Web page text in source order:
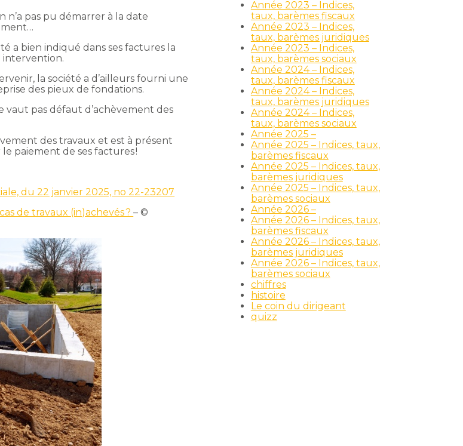
pas pu démarrer à la date
a bien indiqué dans ses factures la
intervention.
la société a d’ailleurs fourni une
des pieux de fondations.
pas défaut d’achèvement des
des travaux et est à présent
paiement de ses factures !
du 22 janvier 2025, no 22-23207
de travaux (in)achevés ?– ©
Année 2023 – Indices,
taux, barèmes fiscaux
Année 2023 – Indices,
taux, barèmes juridiques
Année 2023 – Indices,
taux, barèmes sociaux
Année 2024 – Indices,
taux, barèmes fiscaux
Année 2024 – Indices,
taux, barèmes juridiques
Année 2024 – Indices,
taux, barèmes sociaux
Année 2025 –
Année 2025 – Indices, taux,
barèmes fiscaux
Année 2025 – Indices, taux,
barèmes juridiques
Année 2025 – Indices, taux,
barèmes sociaux
Année 2026 –
Année 2026 – Indices, taux,
barèmes fiscaux
Année 2026 – Indices, taux,
barèmes juridiques
Année 2026 – Indices, taux,
barèmes sociaux
chiffres
histoire
Le coin du dirigeant
quizz